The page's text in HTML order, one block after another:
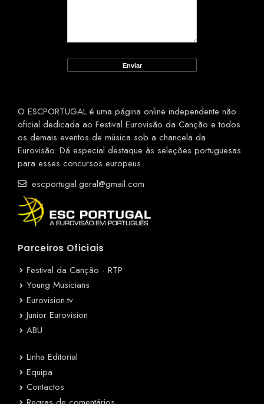
O ESCPORTUGAL é uma página online independente não
oficial dedicada ao Festival Eurovisão da Canção e todos
os demais eventos de música sob a chancela da
Eurovisão. Dá especial destaque às seleções portuguesas
para esses concursos europeus.
escportugal.geral@gmail.com
Parceiros Oficiais
Festival da Canção - RTP
Young Musicians
Eurovision.tv
Junior Eurovision
ABU
Linha Editorial
Equipa
Contactos